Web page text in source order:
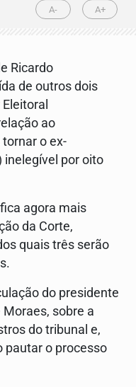
A- A+
Ricardo
de outros dois
ao
o ex-
inelegível por oito
agora mais
da Corte,
quais três serão
do presidente
sobre a
do tribunal e,
pautar o processo